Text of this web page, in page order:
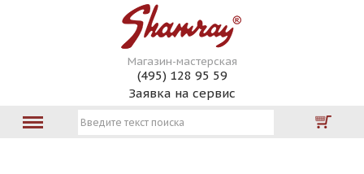
Магазин-мастерская
(495) 128 95 59
Заявка на сервис